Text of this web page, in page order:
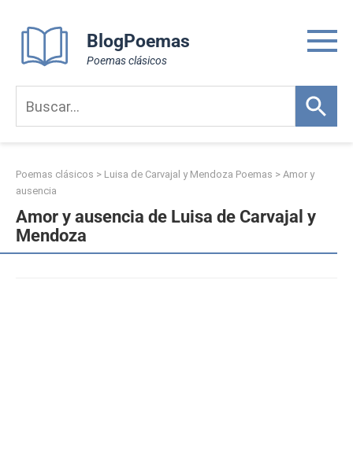
content
BlogPoemas
Poemas clásicos
Poemas clásicos > Luisa de Carvajal y Mendoza Poemas > Amor y
ausencia
Amor y ausencia de Luisa de Carvajal y
Mendoza